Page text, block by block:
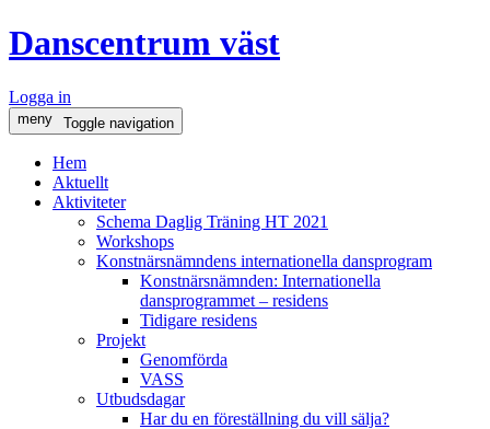
Danscentrum väst
Logga in
meny Toggle navigation
Hem
Aktuellt
Aktiviteter
Schema Daglig Träning HT 2021
Workshops
Konstnärsnämndens internationella dansprogram
Konstnärsnämnden: Internationella
dansprogrammet – residens
Tidigare residens
Projekt
Genomförda
VASS
Utbudsdagar
Har du en föreställning du vill sälja?